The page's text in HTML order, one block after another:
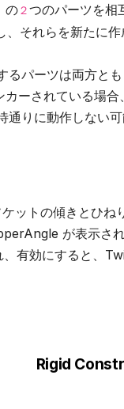
の２つのパーツを相
それらを新たに
パーツは両方と
ーされている場
りに動作しない可
ットの傾きとひ
が表示さ
有効にすると、
Rigid